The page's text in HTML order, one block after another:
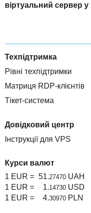
віртуальний сервер у
Техпідтримка
Рівні техпідтримки
Матриця RDP-клієнтів
Тікет-система
Довідковий центр
Інструкції для VPS
Курси валют
1 EUR = 51.27470 UAH
1 EUR =
1.14730 USD
1 EUR =
4.30970 PLN